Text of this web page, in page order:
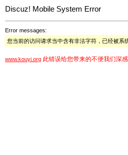
Discuz! Mobile System Error
Error messages:
您当前的访问请求当中含有非法字符，已经被系
www.kouyi.org 此错误给您带来的不便我们深